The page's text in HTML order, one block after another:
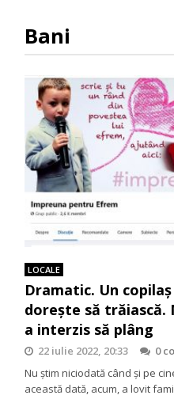
Bani
LOCALE
Dramatic. Un
doreşte să trăiască.
a interzis să plâng
22 iulie 2022, 20:33
0
Nu ştim niciodată când şi pe
această dată, acum, a lovit